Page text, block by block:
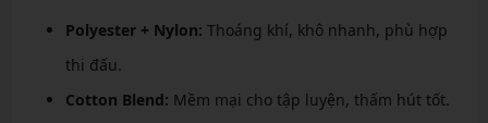
Polyester + Nylon: Thoáng khí, khô nhanh, phù hợp
thi đấu.
Cotton Blend: Mềm mại cho tập luyện, thấm hút tốt.